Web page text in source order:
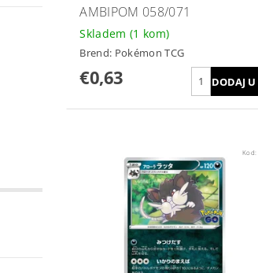
AMBIPOM 058/071
Skladem (1 kom)
Brend: Pokémon TCG
€0,63
Kod: